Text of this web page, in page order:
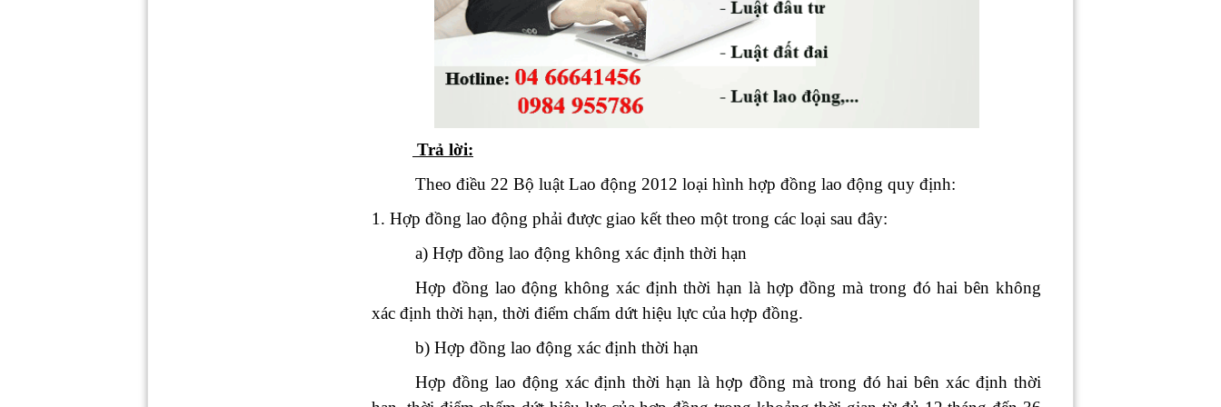
Trả lời:
Theo điều 22 Bộ luật Lao động 2012 loại hình hợp đồng lao động quy định:
1. Hợp đồng lao động phải được giao kết theo một trong các loại sau đây:
a) Hợp đồng lao động không xác định thời hạn
Hợp đồng lao động không xác định thời hạn là hợp đồng mà trong đó hai bên không
xác định thời hạn, thời điểm chấm dứt hiệu lực của hợp đồng.
b) Hợp đồng lao động xác định thời hạn
Hợp đồng lao động xác định thời hạn là hợp đồng mà trong đó hai bên xác định thời